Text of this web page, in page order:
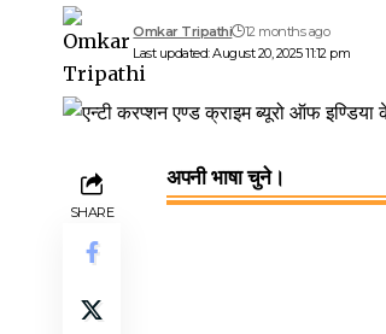
Last updated: August 20, 2025 11:12 pm
Omkar Tripathi 12 months ago
SHARE
अपनी भाषा चुने।